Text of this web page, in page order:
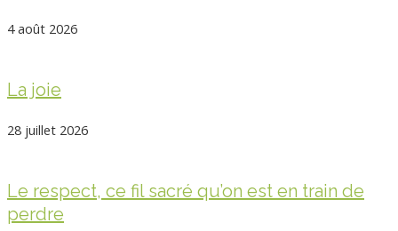
4 août 2026
La joie
28 juillet 2026
Le respect, ce fil sacré qu’on est en train de
perdre